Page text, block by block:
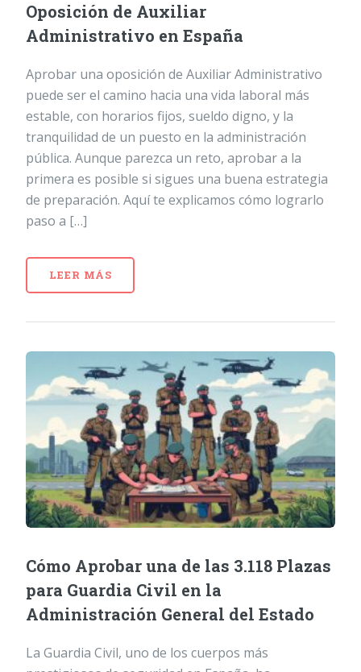
Oposición de Auxiliar
Administrativo en España
Aprobar una oposición de Auxiliar Administrativo
puede ser el camino hacia una vida laboral más
estable, con horarios fijos, sueldo digno, y la
tranquilidad de un puesto en la administración
pública. Aunque parezca un reto, aprobar a la
primera es posible si sigues una buena estrategia
de preparación. Aquí te explicamos cómo lograrlo
paso a […]
LEER MÁS
Cómo Aprobar una de las 3.118 Plazas
para Guardia Civil en la
Administración General del Estado
La Guardia Civil, uno de los cuerpos más